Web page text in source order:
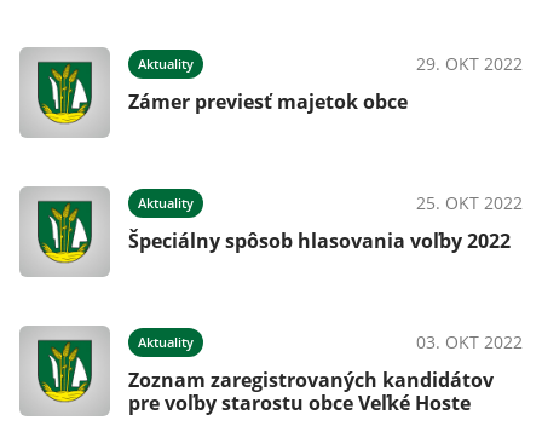
Aktuality 29. OKT 2022
Zámer previesť majetok obce
Aktuality 25. OKT 2022
Špeciálny spôsob hlasovania voľby 2022
Aktuality 03. OKT 2022
Zoznam zaregistrovaných kandidátov
pre voľby starostu obce Veľké Hoste